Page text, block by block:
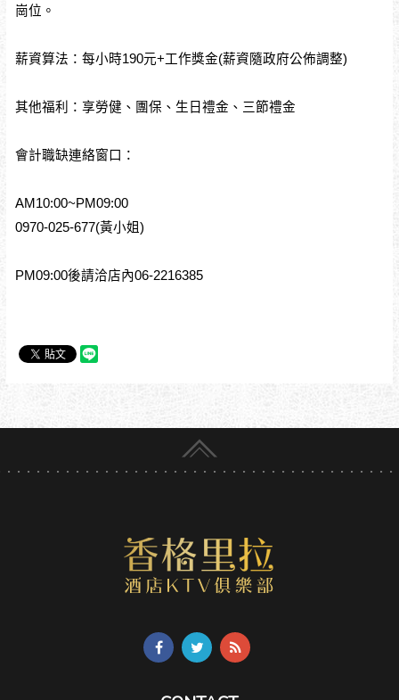
崗位。
薪資算法：每小時190元+工作獎金(薪資隨政府公佈調整)
其他福利：享勞健、團保、生日禮金、三節禮金
會計職缺連絡窗口：
AM10:00~PM09:00
0970-025-677(黃小姐)
PM09:00後請洽店內06-2216385